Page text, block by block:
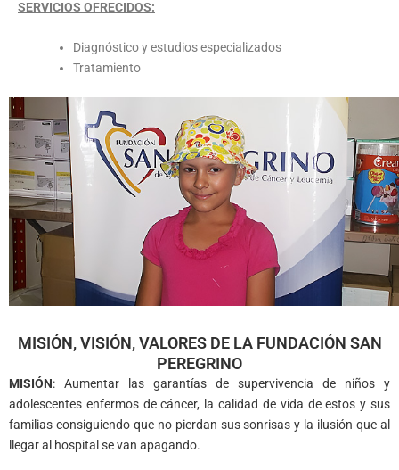
SERVICIOS OFRECIDOS:
Diagnóstico y estudios especializados
Tratamiento
MISIÓN, VISIÓN, VALORES DE LA FUNDACIÓN SAN
PEREGRINO
MISIÓN: Aumentar las garantías de supervivencia de niños y
adolescentes enfermos de cáncer, la calidad de vida de estos y sus
familias consiguiendo que no pierdan sus sonrisas y la ilusión que al
llegar al hospital se van apagando.